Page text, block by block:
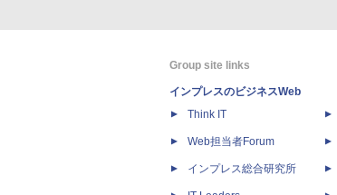
Group site links
インプレスのビジネスWeb
Think IT
Web担当者Forum
インプレス総合研究所